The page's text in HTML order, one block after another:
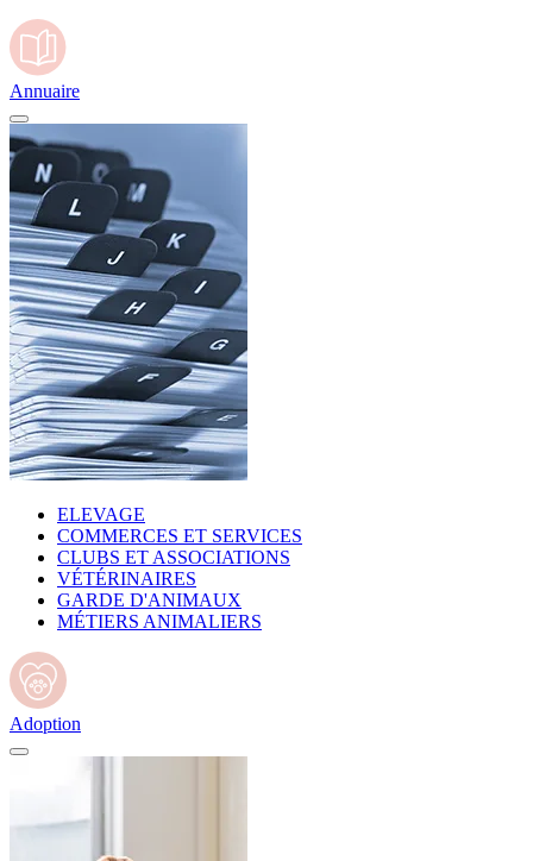
Annuaire
ELEVAGE
COMMERCES ET SERVICES
CLUBS ET ASSOCIATIONS
VÉTÉRINAIRES
GARDE D'ANIMAUX
MÉTIERS ANIMALIERS
Adoption